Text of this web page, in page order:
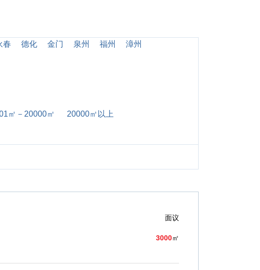
春 德化 金门 泉州 福州
漳州
㎡－20000㎡ 20000㎡以上
面议
3000㎡